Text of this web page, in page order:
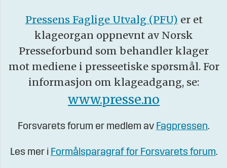
Pressens Faglige Utvalg (PFU) er et
klageorgan oppnevnt av Norsk
Presseforbund som behandler klager
mot mediene i presseetiske spørsmål. For
informasjon om klageadgang, se:
www.presse.no
Forsvarets forum er medlem av Fagpressen.
Les mer i Formålsparagraf for Forsvarets forum.